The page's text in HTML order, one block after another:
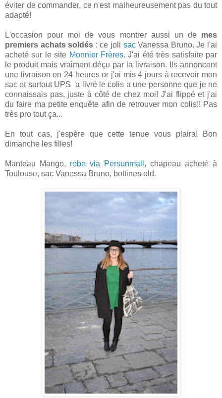
éviter de commander, ce n'est malheureusement pas du tout
adapté!
L'occasion pour moi de vous montrer aussi un de mes
premiers achats soldés : ce joli sacVanessa Bruno. Je l'ai
acheté sur le site Monnier Frères. J'ai été très satisfaite par
le produit mais vraiment déçu par la livraison. Ils annoncent
une livraison en 24 heures or j'ai mis 4 jours à recevoir mon
sac et surtout UPS a livré le colis a une personne que je ne
connaissais pas, juste à côté de chez moi! J'ai flippé et j'ai
du faire ma petite enquête afin de retrouver mon colis!! Pas
très pro tout ça...
En tout cas, j'espère que cette tenue vous plaira! Bon
dimanche les filles!
Manteau Mango, robe via Persunmall , chapeau acheté à
Toulouse, sac Vanessa Bruno, bottines old.